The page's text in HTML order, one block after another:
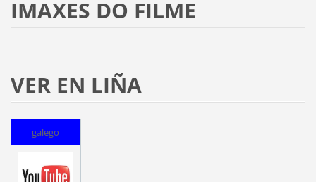
IMAXES DO FILME
VER EN LIÑA
galego